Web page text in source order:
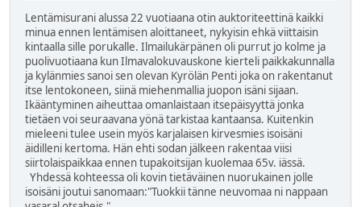
Lentämisurani alussa 22 vuotiaana otin auktoriteettinä kaikki
minua ennen lentämisen aloittaneet, nykyisin ehkä viittaisin
kintaalla sille porukalle. Ilmailukärpänen oli purrut jo kolme ja
puolivuotiaana kun Ilmavalokuvauskone kierteli paikkakunnalla
ja kylänmies sanoi sen olevan Kyrölän Penti joka on rakentanut
itse lentokoneen, siinä miehenmallia juopon isäni sijaan.
Ikääntyminen aiheuttaa omanlaistaan itsepäisyyttä jonka
tietäen voi seuraavana yönä tarkistaa kantaansa. Kuitenkin
mieleeni tulee usein myös karjalaisen kirvesmies isoisäni
äidilleni kertoma. Hän ehti sodan jälkeen rakentaa viisi
siirtolaispaikkaa ennen tupakoitsijan kuolemaa 65v. iässä.
Yhdessä kohteessa oli kovin tietäväinen nuorukainen jolle
isoisäni joutui sanomaan:"Tuokkii tänne neuvomaa ni nappaan